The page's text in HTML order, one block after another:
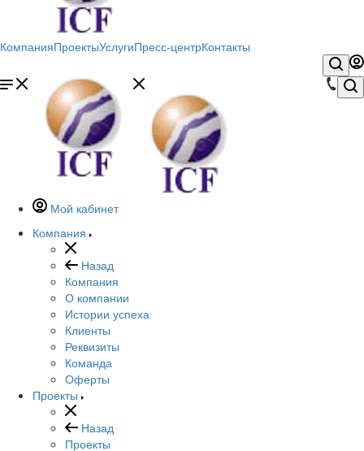
КомпанияПроектыУслугиПресс-центрКонтакты
Мой кабинет
Компания
Назад
Компания
О компании
Истории успеха
Клиенты
Реквизиты
Команда
Оферты
Проекты
Назад
Проекты